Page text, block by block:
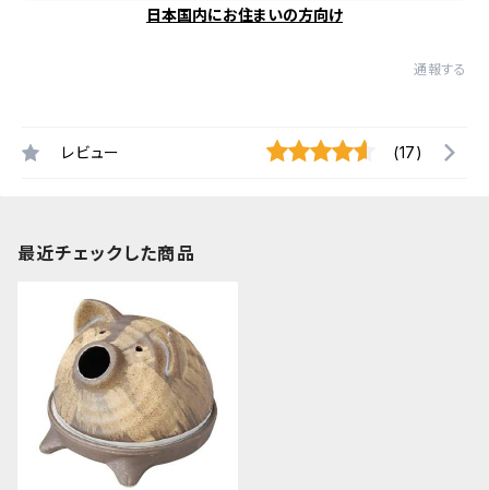
日本国内にお住まいの方向け
通報する
レビュー (17)
最近チェックした商品